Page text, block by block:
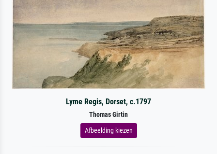
Lyme Regis, Dorset, c.1797
Thomas Girtin
Afbeelding kiezen